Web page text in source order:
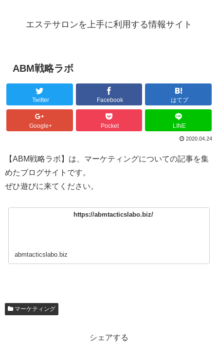
エステサロンを上手に利用する情報サイト
ABM戦略ラボ
Twitter Facebook はてブ
Google+ Pocket LINE
2020.04.24
【ABM戦略ラボ】は、マーケティングについての記事を集
めたブログサイトです。
ぜひ遊びに来てください。
https://abmtacticslabo.biz/
abmtacticslabo.biz
マーケティング
シェアする